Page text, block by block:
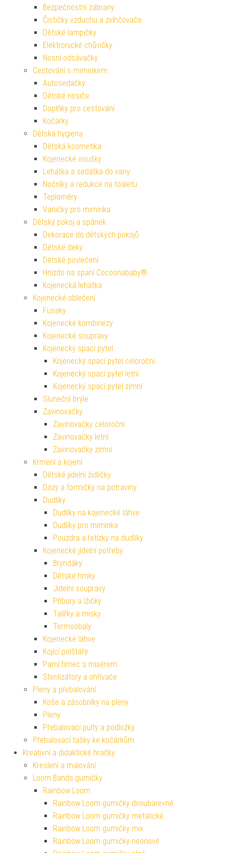
Bezpečnostní zábrany
Čističky vzduchu a zvlhčovače
Dětské lampičky
Elektronické chůvičky
Nosní odsávačky
Cestování s miminkem
Autosedačky
Dětské nosiče
Doplňky pro cestování
Kočárky
Dětská hygiena
Dětská kosmetika
Kojenecké osušky
Lehátka a sedátka do vany
Nočníky a redukce na toaletu
Teploměry
Vaničky pro miminka
Dětský pokoj a spánek
Dekorace do dětských pokojů
Dětské deky
Dětské povlečení
Hnízdo na spaní Cocoonababy®
Kojenecká lehátka
Kojenecké oblečení
Fusaky
Kojenecké kombinézy
Kojenecké soupravy
Kojenecký spací pytel
Kojenecký spací pytel celoroční
Kojenecký spací pytel letní
Kojenecký spací pytel zimní
Sluneční brýle
Zavinovačky
Zavinovačky celoroční
Zavinovačky letní
Zavinovačky zimní
Krmení a kojení
Dětské jídelní židličky
Dózy a formičky na potraviny
Dudlíky
Dudlíky na kojenecké láhve
Dudlíky pro miminka
Pouzdra a řetízky na dudlíky
Kojenecké jídelní potřeby
Bryndáky
Dětské hrnky
Jídelní soupravy
Příbory a lžičky
Talířky a misky
Termoobaly
Kojenecké láhve
Kojící polštáře
Parní hrnec s mixérem
Sterilizátory a ohřívače
Pleny a přebalování
Koše a zásobníky na pleny
Pleny
Přebalovací pulty a podložky
Přebalovací tašky ke kočárkům
Kreativní a didaktické hračky
Kreslení a malování
Loom Bands gumičky
Rainbow Loom
Rainbow Loom gumičky dvoubarevné
Rainbow Loom gumičky metalické
Rainbow Loom gumičky mix
Rainbow Loom gumičky neonové